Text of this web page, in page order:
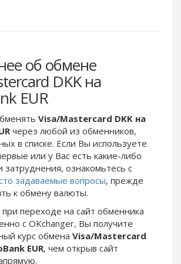
об обмене
DKK на
EUR
Visa/Mastercard DKK на
через любой из обменников,
в списке. Если Вы используете
или у Вас есть какие-либо
затруднения, ознакомьтесь с
задаваемые вопросы, прежде
к обмену валюты.
переходе на сайт обменника
c OKchanger, Вы получите
курс обмена Visa/Mastercard
EUR, чем открыв сайт
Skril EUR
Skril INR
Skril AUD
Skril NOK
Skril SEK
Paxum USD
Paxum EUR
Epay USD
Epay EUR
Phone Balance RUB